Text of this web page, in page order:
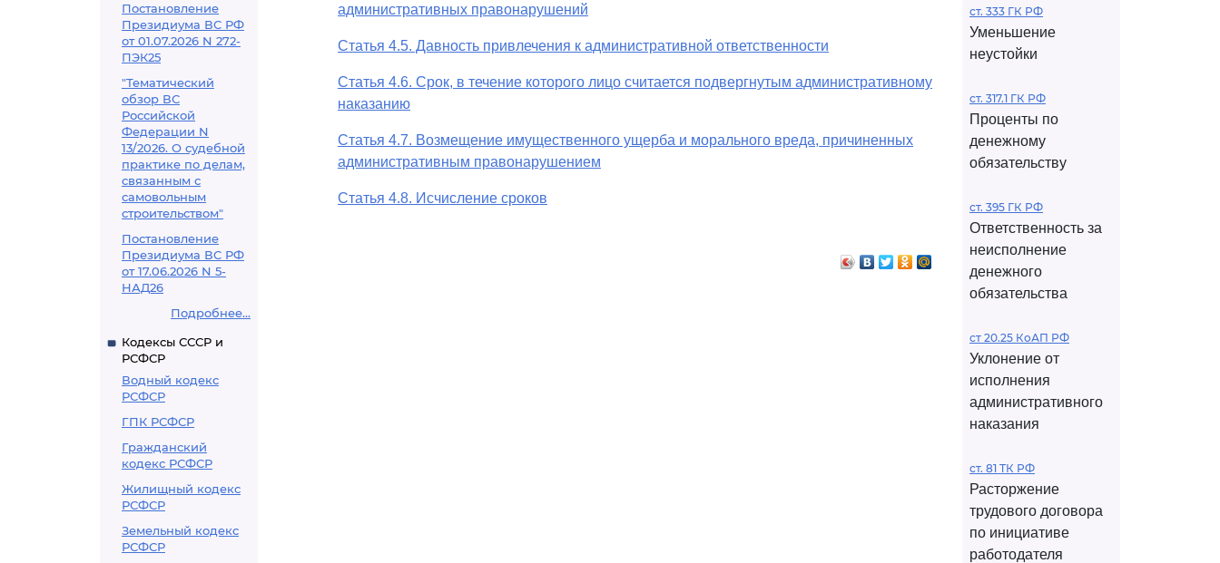
Постановление
Президиума ВС РФ
от 01.07.2026 N 272-
ПЭК25
"Тематический
обзор ВС
Российской
Федерации N
13/2026. О судебной
практике по делам,
связанным с
самовольным
строительством"
Постановление
Президиума ВС РФ
от 17.06.2026 N 5-
НАД26
Подробнее...
Кодексы СССР и
РСФСР
Водный кодекс
РСФСР
ГПК РСФСР
Гражданский
кодекс РСФСР
Жилищный кодекс
РСФСР
Земельный кодекс
РСФСР
административных правонарушений
Статья 4.5. Давность привлечения к административной ответственности
Статья 4.6. Срок, в течение которого лицо считается подвергнутым административному
наказанию
Статья 4.7. Возмещение имущественного ущерба и морального вреда, причиненных
административным правонарушением
Статья 4.8. Исчисление сроков
ст. 333 ГК РФ
Уменьшение
неустойки
ст. 317.1 ГК РФ
Проценты по
денежному
обязательству
ст. 395 ГК РФ
Ответственность за
неисполнение
денежного
обязательства
ст 20.25 КоАП РФ
Уклонение от
исполнения
административного
наказания
ст. 81 ТК РФ
Расторжение
трудового договора
по инициативе
работодателя